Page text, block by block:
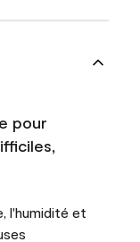
pour
l'humidité et